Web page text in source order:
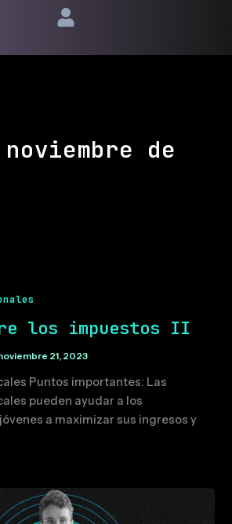
de
los impuestos II
21, 2023
Puntos importantes: Las
pueden ayudar a los
a maximizar sus ingresos y